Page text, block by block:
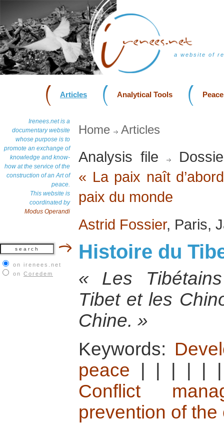
a website of
Articles Analytical Tools
Irenees.net is a
documentary website
whose purpose is to
promote an exchange of
knowledge and know-
how at the service of the
construction of an Art of
peace.
This website is
coordinated by
Modus Operandi
on irenees.net
on Coredem
Home Articles
Analysis file
« La paix naît
paix du monde
Astrid Fossier, Paris,
Histoire du
« Les
Tibet et les
Chine. »
Keywords:
peace
Conflict
prevention of